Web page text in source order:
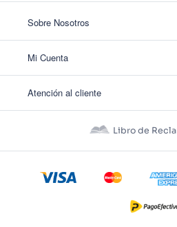
Sobre Nosotros
Nuestas tiendas
Mi Cuenta
Ver mis Pedidos
Recuperar Contraseña
Atención al cliente
Políticas de Privacidad
Políticas de Cookies
Términos y Condiciones Promos
Libro de